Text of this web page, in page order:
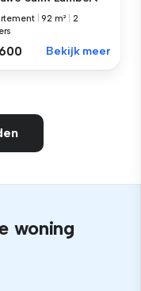
|92 m²
2
Bekijk meer
woning